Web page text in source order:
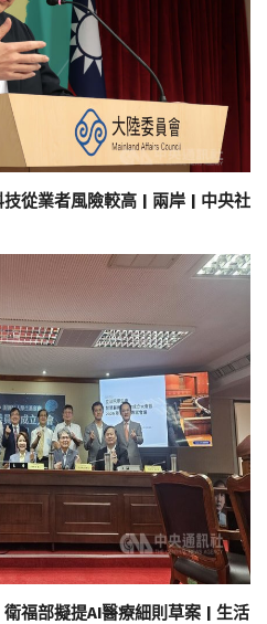
從業者風險較高 | 兩岸 | 中央社
福部擬提AI醫療細則草案 | 生活